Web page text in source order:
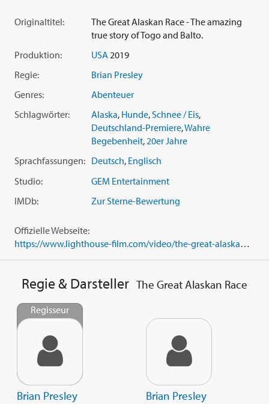
Zuversicht und dem Glauben an das Unmögliche.
Originaltitel:
The Great Alaskan Race - The amazing
true story of Togo and Balto.
Produktion:
USA 2019
Regie:
Brian Presley
Genres:
Abenteuer
Schlagwörter:
Alaska, Hunde,Schnee / Eis,
Deutschland-Premiere,Wahre
Begebenheit,20er Jahre
Sprachfassungen: Deutsch, Englisch
Studio:
GEM Entertainment
IMDb:
Zur Sterne-Bewertung
Offizielle Webseite:
https://www.lighthouse-film.com/video/the-great-alaskan-race/
Regie & Darsteller The Great Alaskan Race
Regisseur
Brian Presley Brian Presley